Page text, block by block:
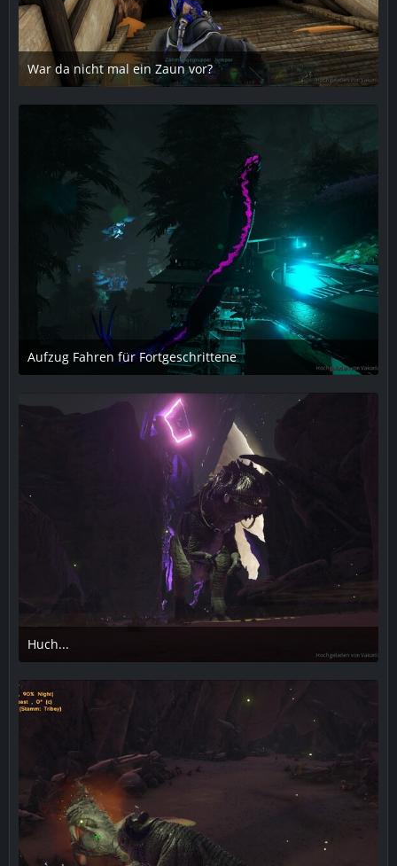
War da nicht mal ein Zaun vor?
23. März 2019 um 19:49
Aufzug Fahren für Fortgeschrittene
6. April 2019 um 18:47
2
Huch...
6. April 2019 um 18:47